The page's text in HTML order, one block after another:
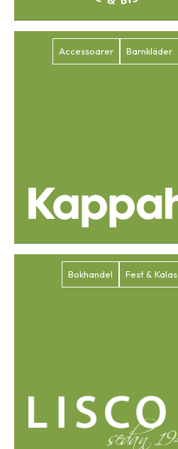
Accessoarer Barnkläder
Bokhandel Fest & Kalas